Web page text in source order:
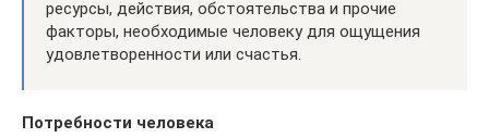
ресурсы, действия, обстоятельства и прочие
факторы, необходимые человеку для ощущения
удовлетворенности или счастья.
Потребности человека